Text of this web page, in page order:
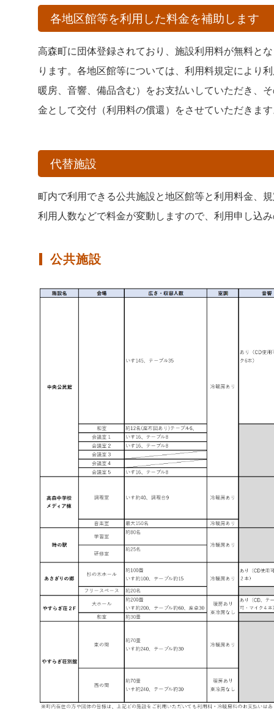
各地区館等を利用した料金を補助します
高森町に団体登録されており、施設利用料が無料と
ります。各地区館等については、利用料規定により
暖房、音響、備品含む）をお支払いしていただき、
金として交付（利用料の償還）をさせていただきま
代替施設
町内で利用できる公共施設と地区館等と利用料金、
利用人数などで料金が変動しますので、利用申し込
公共施設